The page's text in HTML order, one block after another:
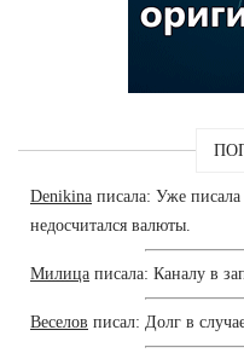
Denikina писала: Уже
недосчитался валюты.
Милица писала: Каналу в
Веселов писал: Долг в